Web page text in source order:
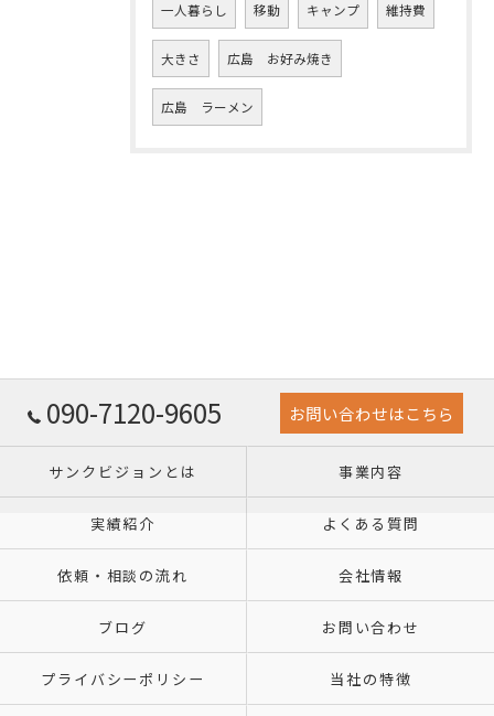
一人暮らし 移動 キャンプ 維持費
大きさ 広島 お好み焼き
広島 ラーメン
090-7120-9605 お問い合わせはこちら
サンクビジョンとは 事業内容
実績紹介 よくある質問
依頼・相談の流れ 会社情報
ブログ お問い合わせ
プライバシーポリシー 当社の特徴